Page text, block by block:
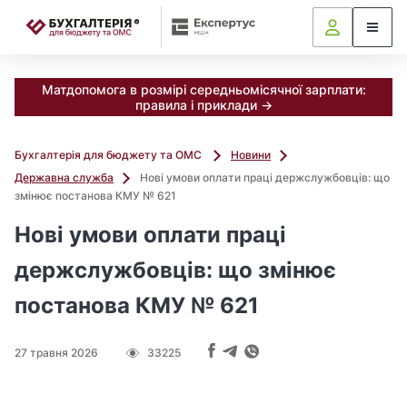
Матдопомога в розмірі середньомісячної зарплати:
правила і приклади →
Бухгалтерія для бюджету та ОМС
Новини
Державна служба
Нові умови оплати праці держслужбовців: що
змінює постанова КМУ № 621
Нові умови оплати праці
держслужбовців: що змінює
постанова КМУ № 621
27 травня 2026 33225